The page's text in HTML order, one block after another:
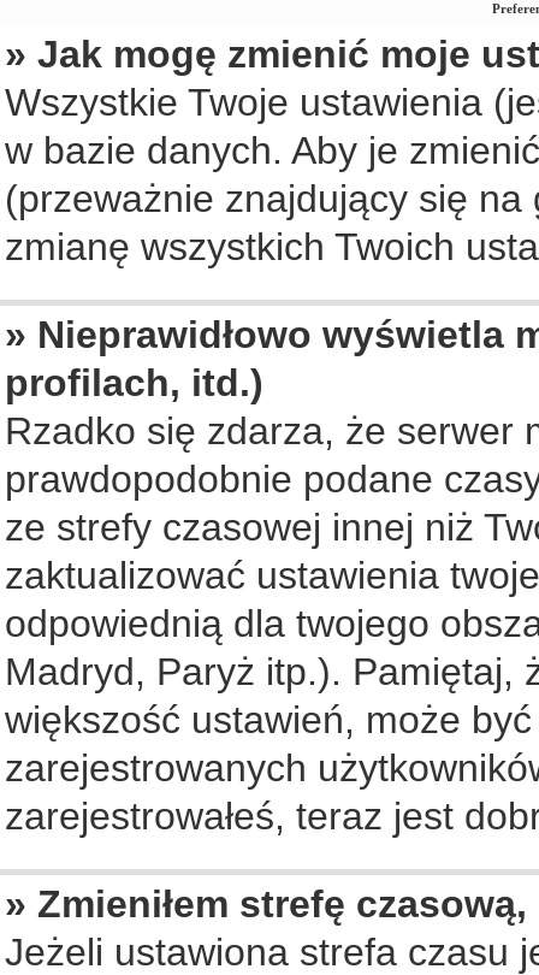
» Jak mogę zmienić moje
Wszystkie Twoje ustawienia
w bazie danych. Aby je
(przeważnie znajdujący się
zmianę wszystkich Twoich
» Nieprawidłowo wyświetla
profilach, itd.)
Rzadko się zdarza, że serwer
prawdopodobnie podane
ze strefy czasowej innej niż
zaktualizować ustawienia
odpowiednią dla twojego
Madryd, Paryż itp.). Pamiętaj,
większość ustawień, może
zarejestrowanych
zarejestrowałeś, teraz jest
» Zmieniłem strefę
Jeżeli ustawiona strefa czasu